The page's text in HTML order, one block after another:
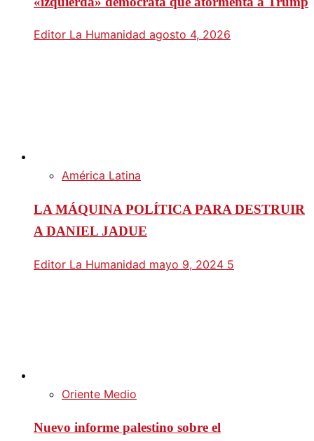
Editor La Humanidad agosto 4, 2026
América Latina
LA MÁQUINA POLÍTICA PARA DESTRUIR
A DANIEL JADUE
Editor La Humanidad mayo 9, 2024 5
Oriente Medio
Nuevo informe palestino sobre el